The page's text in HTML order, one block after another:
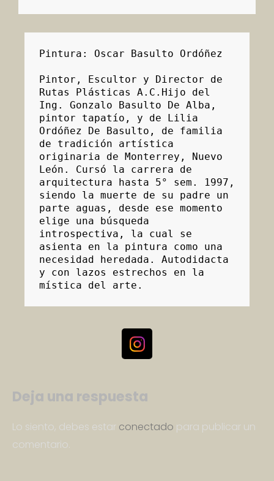
Pintura: Oscar Basulto Ordóñez
Pintor, Escultor y Director de
Rutas Plásticas A.C. Hijo del
Ing. Gonzalo Basulto De Alba,
pintor tapatío, y de Lilia
Ordóñez De Basulto, de familia
de tradición artística
originaria de Monterrey, Nuevo
León. Cursó la carrera de
arquitectura hasta 5° sem. 1997,
siendo la muerte de su padre un
parte aguas, desde ese momento
elige una búsqueda
introspectiva, la cual se
asienta en la pintura como una
necesidad heredada. Autodidacta
y con lazos estrechos en la
mística del arte.
Deja una respuesta
Lo siento, debes estar conectado para publicar un
comentario.